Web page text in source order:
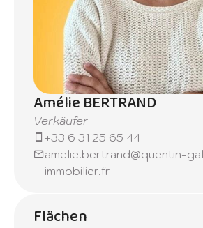
Amélie BERTRAND
Verkäufer
+33 6 31 25 65 44
amelie.bertrand@quentin-
immobilier.fr
Flächen